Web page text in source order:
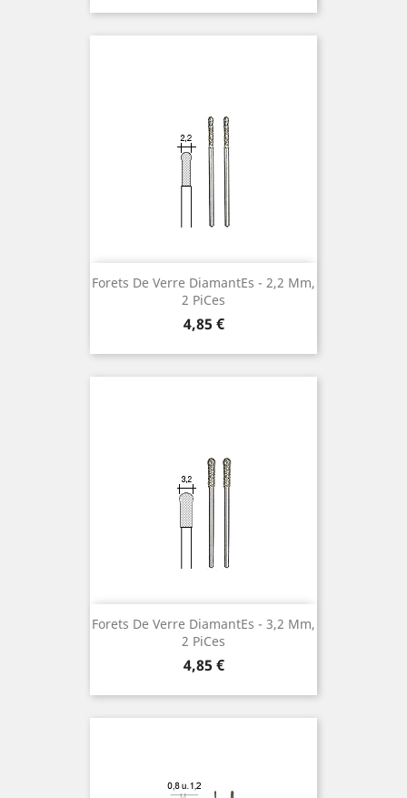
Forets De Verre Diamantes ¯ 2,2 Mm,
2 Pices
Preis
4,85 €
Forets De Verre Diamantes ¯ 3,2 Mm,
2 Pices
Preis
4,85 €